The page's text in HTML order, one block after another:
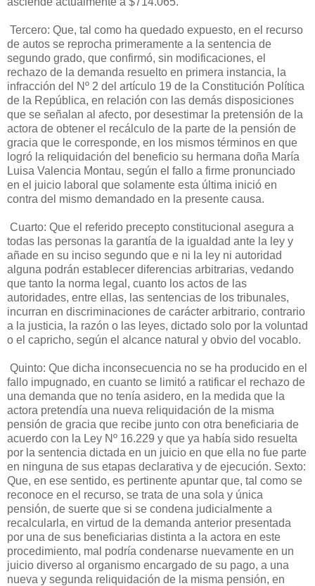
Tercero: Que, tal como ha quedado expuesto, en el recurso
de autos se reprocha primeramente a la sentencia de
segundo grado, que confirmó, sin modificaciones, el
rechazo de la demanda resuelto en primera instancia, la
infracción del Nº 2 del artículo 19 de la Constitución Política
de la República, en relación con las demás disposiciones
que se señalan al afecto, por desestimar la pretensión de la
actora de obtener el recálculo de la parte de la pensión de
gracia que le corresponde, en los mismos términos en que
logró la reliquidación del beneficio su hermana doña María
Luisa Valencia Montau, según el fallo a firme pronunciado
en el juicio laboral que solamente esta última inició en
contra del mismo demandado en la presente causa.
Cuarto: Que el referido precepto constitucional asegura a
todas las personas la garantía de la igualdad ante la ley y
añade en su inciso segundo que e ni la ley ni autoridad
alguna podrán establecer diferencias arbitrarias, vedando
que tanto la norma legal, cuanto los actos de las
autoridades, entre ellas, las sentencias de los tribunales,
incurran en discriminaciones de carácter arbitrario, contrario
a la justicia, la razón o las leyes, dictado solo por la voluntad
o el capricho, según el alcance natural y obvio del vocablo.
Quinto: Que dicha inconsecuencia no se ha producido en el
fallo impugnado, en cuanto se limitó a ratificar el rechazo de
una demanda que no tenía asidero, en la medida que la
actora pretendía una nueva reliquidación de la misma
pensión de gracia que recibe junto con otra beneficiaria de
acuerdo con la Ley Nº 16.229 y que ya había sido resuelta
por la sentencia dictada en un juicio en que ella no fue parte
en ninguna de sus etapas declarativa y de ejecución. Sexto:
Que, en ese sentido, es pertinente apuntar que, tal como se
reconoce en el recurso, se trata de una sola y única
pensión, de suerte que si se condena judicialmente a
recalcularla, en virtud de la demanda anterior presentada
por una de sus beneficiarias distinta a la actora en este
procedimiento, mal podría condenarse nuevamente en un
juicio diverso al organismo encargado de su pago, a una
nueva y segunda reliquidación de la misma pensión, en